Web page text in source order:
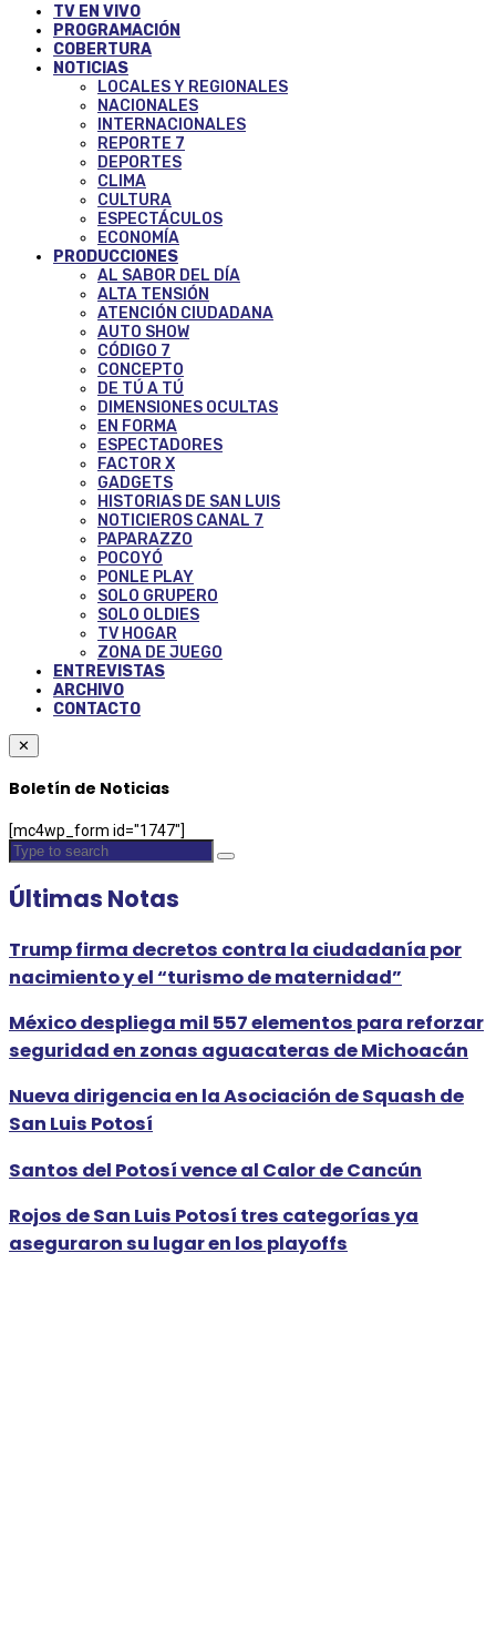
TV EN VIVO
PROGRAMACIÓN
COBERTURA
NOTICIAS
LOCALES Y REGIONALES
NACIONALES
INTERNACIONALES
REPORTE 7
DEPORTES
CLIMA
CULTURA
ESPECTÁCULOS
ECONOMÍA
PRODUCCIONES
AL SABOR DEL DÍA
ALTA TENSIÓN
ATENCIÓN CIUDADANA
AUTO SHOW
CÓDIGO 7
CONCEPTO
DE TÚ A TÚ
DIMENSIONES OCULTAS
EN FORMA
ESPECTADORES
FACTOR X
GADGETS
HISTORIAS DE SAN LUIS
NOTICIEROS CANAL 7
PAPARAZZO
POCOYÓ
PONLE PLAY
SOLO GRUPERO
SOLO OLDIES
TV HOGAR
ZONA DE JUEGO
ENTREVISTAS
ARCHIVO
CONTACTO
✕
Boletín de Noticias
[mc4wp_form id="1747"]
Últimas Notas
Trump firma decretos contra la ciudadanía por
nacimiento y el “turismo de maternidad”
México despliega mil 557 elementos para reforzar
seguridad en zonas aguacateras de Michoacán
Nueva dirigencia en la Asociación de Squash de
San Luis Potosí
Santos del Potosí vence al Calor de Cancún
Rojos de San Luis Potosí tres categorías ya
aseguraron su lugar en los playoffs